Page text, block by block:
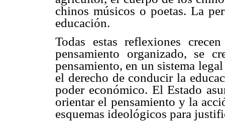
chinos músicos o poetas. La
educación.
Todas estas reflexiones
pensamiento organizado, se
pensamiento, en un sistema
el derecho de conducir la
poder económico. El Estado
orientar el pensamiento y la
esquemas ideológicos para